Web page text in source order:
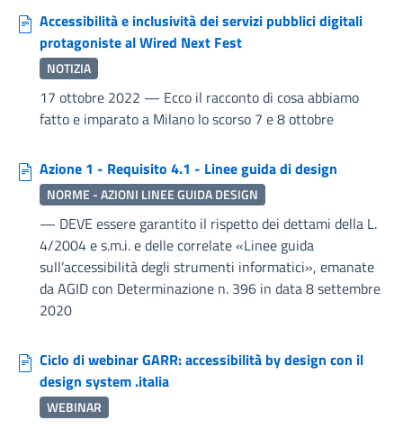
Accessibilità e inclusività dei servizi pubblici digitali
protagoniste al Wired Next Fest
NOTIZIA
17 ottobre 2022 — Ecco il racconto di cosa abbiamo
fatto e imparato a Milano lo scorso 7 e 8 ottobre
Azione 1 - Requisito 4.1 - Linee guida di design
NORME - AZIONI LINEE GUIDA DESIGN
— DEVE essere garantito il rispetto dei dettami della L.
4/2004 e s.m.i. e delle correlate «Linee guida
sull’accessibilità degli strumenti informatici», emanate
da AGID con Determinazione n. 396 in data 8 settembre
2020
Ciclo di webinar GARR: accessibilità by design con il
design system .italia
WEBINAR